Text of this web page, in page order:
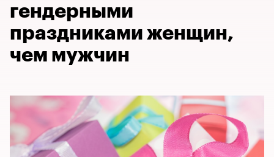
гендерными
праздниками женщин,
чем мужчин